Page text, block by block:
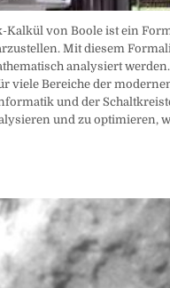
Kalkül von Boole ist ein
Mit diesem
analysiert
viele Bereiche der
und der
und zu optimieren,